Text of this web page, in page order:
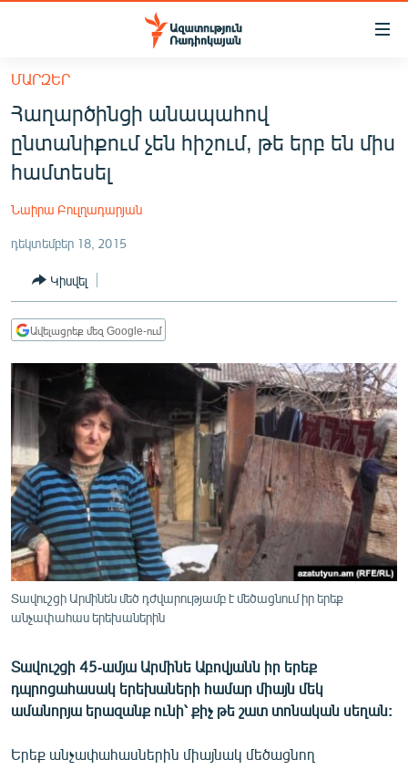
Մատչելիության
հիմնական
բովանդակությանը
Անցնել
հիմնական
մենյուին
ՀԱՅԱՍՏԱՆ
ՔԱՂԱՔԱԿԱՆ
ՏՆՏԵՍՈՒԹՅՈՒՆ
ՂԱՐԱԲԱՂ
ՏԱՐԱԾԱՇՐՋԱՆ
ՄԻՋԱԶԳԱՅԻՆ
ՄՇԱԿՈՒՅԹ
ՍՊՈՐՏ
ՄԵԿՆԱԲԱՆՈՒԹՅՈՒՆ
ՏՏ ԵՒ ԻՆՏԵՐՆԵՏ
ԱՐԽԻՎ
ԲԱՆԱՎԵՃ
ՁԳՏԵԼՈՎ ԼԱՎԱԳՈՒՅՆԻՆ
ՓՈԴՔԱՍԹ
ՄԱՐԶԵՐ
Հաղարծինցի անապահով
ընտանիքում չեն հիշում, թե երբ են միս
համտեսել
Նաիրա Բուլղադարյան
դեկտեմբեր 18, 2015
Կիսվել
Ավելացրեք մեզ Google-ում
Տավուշցի Արմինեն մեծ դժվարությամբ է մեծացնում իր երեք
անչափահաս երեխաներին
Տավուշցի 45-ամյա Արմինե Աբովյանն իր երեք
դպրոցահասակ երեխաների համար միայն մեկ
ամանորյա երազանք ունի՝ քիչ թե շատ տոնական սեղան:
Երեք անչափահասներին միայնակ մեծացնող